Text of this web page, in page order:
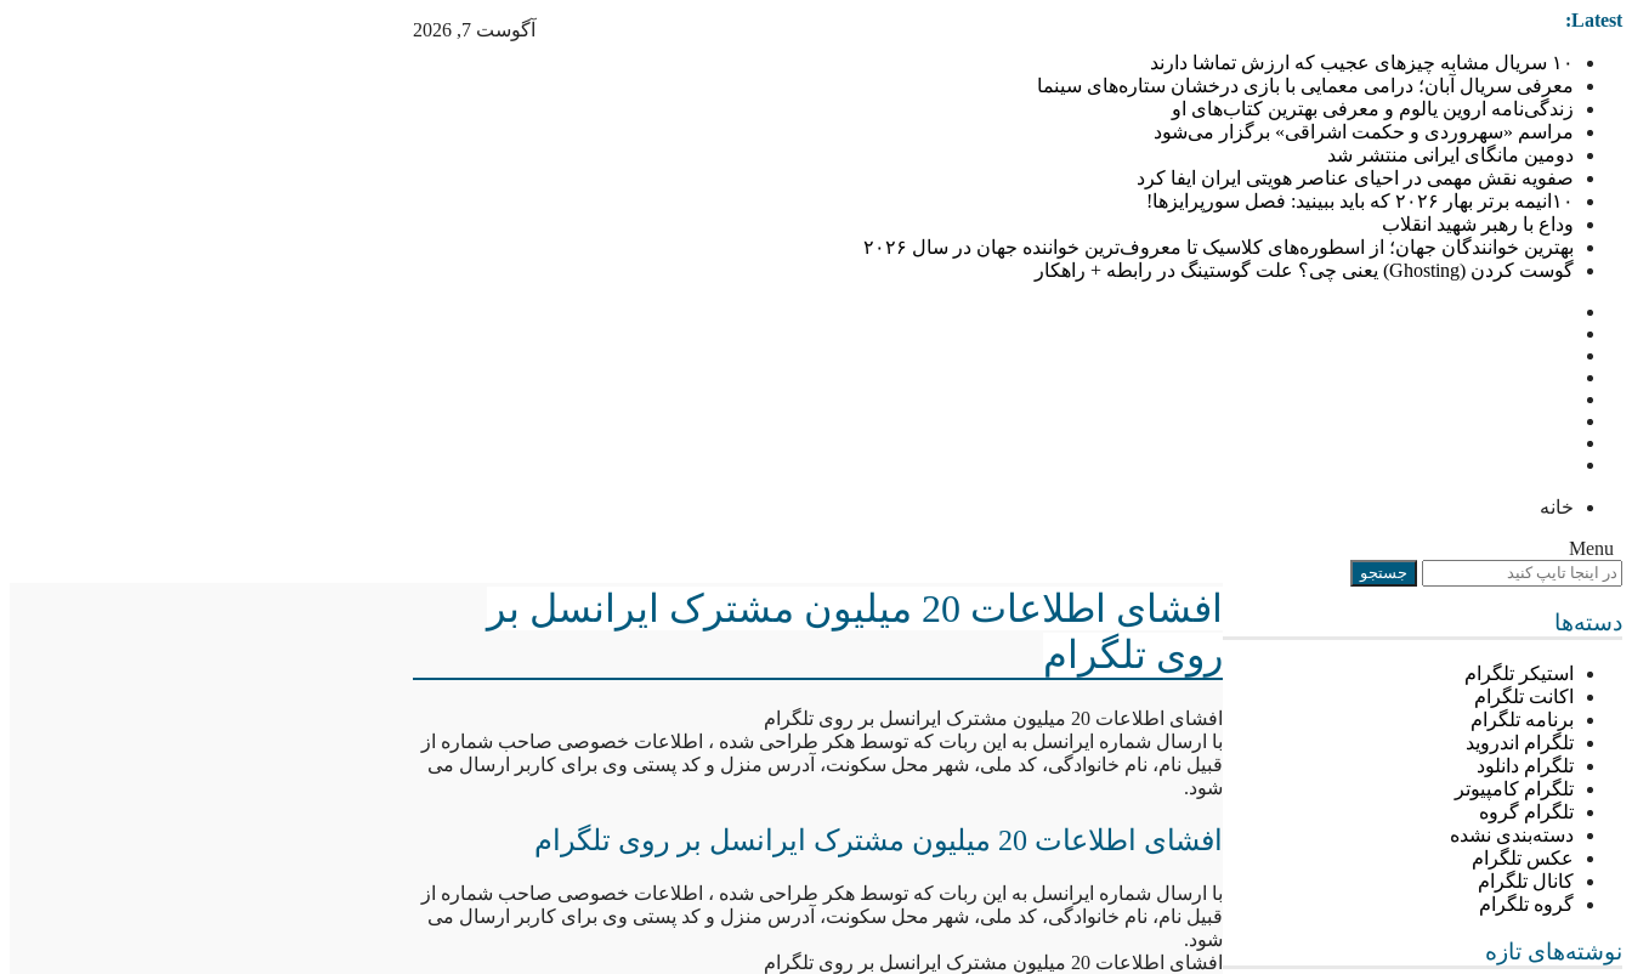
آگوست 7, 2026 Latest:
۱۰ سریال مشابه چیزهای عجیب که ارزش تماشا دارند
معرفی سریال آبان؛ درامی معمایی با بازی درخشان ستاره‌های سینما
زندگی‌نامه اروین یالوم و معرفی بهترین کتاب‌های او
مراسم «سهروردی و حکمت اشراقی» برگزار می‌شود
دومین مانگای ایرانی منتشر شد
صفویه نقش مهمی در احیای عناصر هویتی ایران ایفا کرد
۱۰انیمه برتر بهار ۲۰۲۶ که باید ببینید: فصل سورپرایزها!
وداع با رهبر شهید انقلاب
بهترین خوانندگان جهان؛ از اسطوره‌های کلاسیک تا معروف‌ترین خواننده جهان در سال ۲۰۲۶
گوست کردن (Ghosting) یعنی چی؟ علت گوستینگ در رابطه + راهکار
خانه
Menu
دسته‌ها
استیکر تلگرام
اکانت تلگرام
برنامه تلگرام
تلگرام اندروید
تلگرام دانلود
تلگرام کامپیوتر
تلگرام گروه
دسته‌بندی نشده
عکس تلگرام
کانال تلگرام
گروه تلگرام
نوشته‌های تازه
افشای اطلاعات 20 میلیون مشترک ایرانسل بر
روی تلگرام
افشای اطلاعات 20 میلیون مشترک ایرانسل بر روی تلگرام
با ارسال شماره ایرانسل به این ربات که توسط هکر طراحی شده ، اطلاعات خصوصی صاحب شماره از
قبیل نام، نام خانوادگی، کد ملی، شهر محل سکونت، آدرس منزل و کد پستی وی برای کاربر ارسال می
شود.
افشای اطلاعات 20 میلیون مشترک ایرانسل بر روی تلگرام
با ارسال شماره ایرانسل به این ربات که توسط هکر طراحی شده ، اطلاعات خصوصی صاحب شماره از
قبیل نام، نام خانوادگی، کد ملی، شهر محل سکونت، آدرس منزل و کد پستی وی برای کاربر ارسال می
شود.
افشای اطلاعات 20 میلیون مشترک ایرانسل بر روی تلگرام